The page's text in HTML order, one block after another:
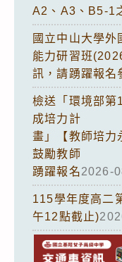
A2、A3、B5-1
國立中山大學
能力研習班
訊，請踴躍報名
檢送「環境部第
成培力計
畫」【教師培力
鼓勵教師
踴躍報名2026-
115學年度高二
午12點截止)